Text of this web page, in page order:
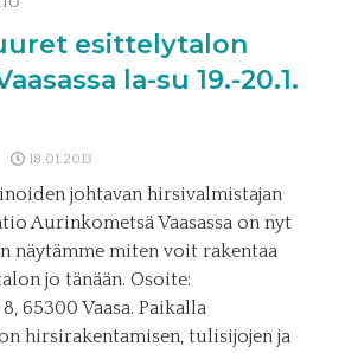
esittelytalon
la-su 19.-20.1.
18.01.2013
johtavan hirsivalmistajan
Aurinkometsä Vaasassa on nyt
näytämme miten voit rakentaa
jo tänään. Osoite:
65300 Vaasa. Paikalla
hirsirakentamisen, tulisijojen ja